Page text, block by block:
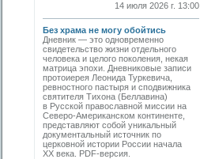
14 июля 2026 г. 13:00
Без храма не могу обойтись
Дневник — это одновременно
свидетельство жизни отдельного
человека и целого поколения, некая
матрица эпохи. Дневниковые записи
протоиерея Леонида Туркевича,
ревностного пастыря и сподвижника
святителя Тихона (Беллавина)
в Русской православной миссии на
Северо-Американском континенте,
представляют собой уникальный
документальный источник по
церковной истории России начала
ХХ века. PDF-версия.